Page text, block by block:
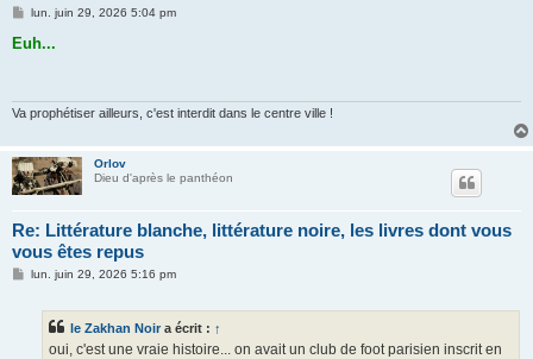
M
s
lun. juin 29, 2026 5:04 pm
Euh...
Va prophétiser ailleurs, c'est interdit dans le centre ville !
Orlov
Dieu d'après le panthéon
Re: Littérature blanche, littérature noire, les livres dont vous
vous êtes repus
Mlun. juin 29, 2026 5:16 pm
le Zakhan Noir a écrit : ↑
oui, c'est une vraie histoire... on avait un club de foot parisien inscrit en